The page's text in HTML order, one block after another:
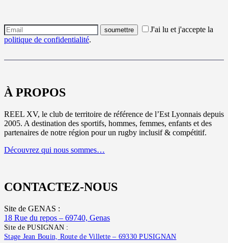
J'ai lu et j'accepte la
politique de confidentialité.
À PROPOS
REEL XV, le club de territoire de référence de l’Est Lyonnais depuis
2005. A destination des sportifs, hommes, femmes, enfants et des
partenaires de notre région pour un rugby inclusif & compétitif.
Découvrez qui nous sommes…
CONTACTEZ-NOUS
Site de GENAS :
18 Rue du repos – 69740, Genas
Site de PUSIGNAN :
Stage Jean Bouin, Route de Villette – 69330 PUSIGNAN